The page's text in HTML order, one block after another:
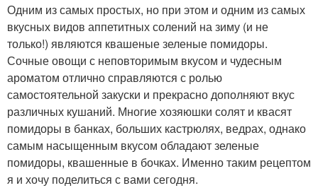
Одним из самых простых, но при этом и одним из самых
вкусных видов аппетитных солений на зиму (и не
только!) являются квашеные зеленые помидоры.
Сочные овощи с неповторимым вкусом и чудесным
ароматом отлично справляются с ролью
самостоятельной закуски и прекрасно дополняют вкус
различных кушаний. Многие хозяюшки солят и квасят
помидоры в банках, больших кастрюлях, ведрах, однако
самым насыщенным вкусом обладают зеленые
помидоры, квашенные в бочках. Именно таким рецептом
я и хочу поделиться с вами сегодня.